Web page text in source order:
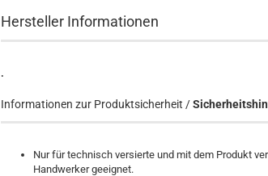
Hersteller Informationen
.
Informationen zur Produktsicherheit /
Nur für technisch versierte und mit dem Produkt
Handwerker geeignet.